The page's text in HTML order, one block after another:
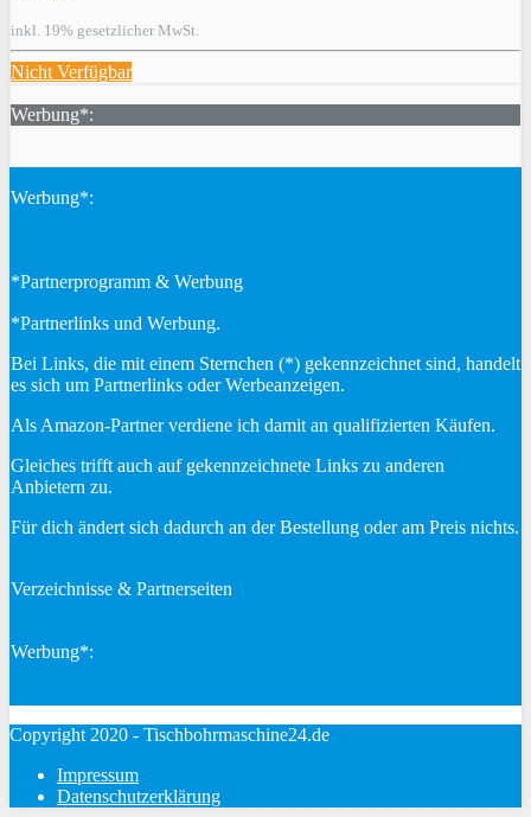
inkl. 19% gesetzlicher MwSt.
Nicht Verfügbar
Werbung*:
Werbung*:
*Partnerprogramm & Werbung
*Partnerlinks und Werbung.
Bei Links, die mit einem Sternchen (*) gekennzeichnet sind, handelt
es sich um Partnerlinks oder Werbeanzeigen.
Als Amazon-Partner verdiene ich damit an qualifizierten Käufen.
Gleiches trifft auch auf gekennzeichnete Links zu anderen
Anbietern zu.
Für dich ändert sich dadurch an der Bestellung oder am Preis nichts.
Verzeichnisse & Partnerseiten
Werbung*:
Copyright 2020 - Tischbohrmaschine24.de
Impressum
Datenschutzerklärung